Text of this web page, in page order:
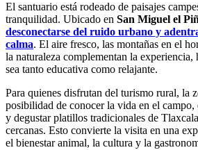
El santuario está rodeado de paisajes
tranquilidad. Ubicado en San Miguel el
desconectarse del ruido urbano y
calma. El aire fresco, las montañas en el
la naturaleza complementan la experiencia,
sea tanto educativa como relajante.
Para quienes disfrutan del turismo rural, la
posibilidad de conocer la vida en el
y degustar platillos tradicionales de
cercanas. Esto convierte la visita en una
el bienestar animal, la cultura y la